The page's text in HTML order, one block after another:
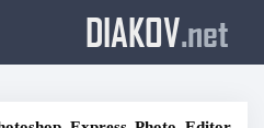
DIAKOV.net